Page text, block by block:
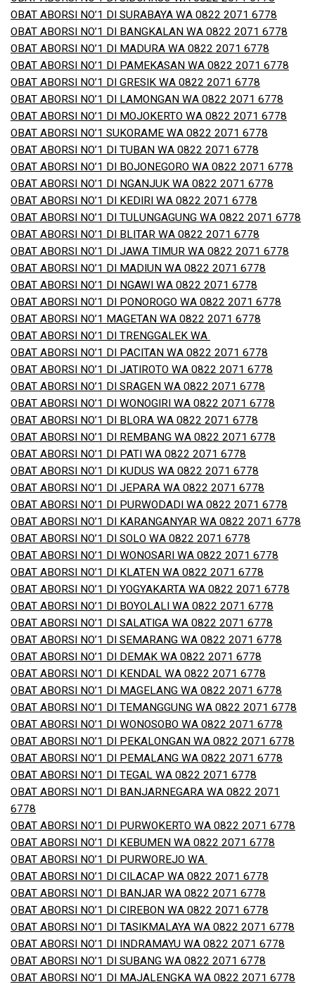
OBAT ABORSI NO’1 DI SURABAYA WA 0822 2071 6778
OBAT ABORSI NO’1 DI BANGKALAN WA 0822 2071 6778
OBAT ABORSI NO’1 DI MADURA WA 0822 2071 6778
OBAT ABORSI NO’1 DI PAMEKASAN WA 0822 2071 6778
OBAT ABORSI NO’1 DI GRESIK WA 0822 2071 6778
OBAT ABORSI NO’1 DI LAMONGAN WA 0822 2071 6778
OBAT ABORSI NO’1 DI MOJOKERTO WA 0822 2071 6778
OBAT ABORSI NO’1 SUKORAME WA 0822 2071 6778
OBAT ABORSI NO’1 DI TUBAN WA 0822 2071 6778
OBAT ABORSI NO’1 DI BOJONEGORO WA 0822 2071 6778
OBAT ABORSI NO’1 DI NGANJUK WA 0822 2071 6778
OBAT ABORSI NO’1 DI KEDIRI WA 0822 2071 6778
OBAT ABORSI NO’1 DI TULUNGAGUNG WA 0822 2071 6778
OBAT ABORSI NO’1 DI BLITAR WA 0822 2071 6778
OBAT ABORSI NO’1 DI JAWA TIMUR WA 0822 2071 6778
OBAT ABORSI NO’1 DI MADIUN WA 0822 2071 6778
OBAT ABORSI NO’1 DI NGAWI WA 0822 2071 6778
OBAT ABORSI NO’1 DI PONOROGO WA 0822 2071 6778
OBAT ABORSI NO’1 MAGETAN WA 0822 2071 6778
OBAT ABORSI NO’1 DI TRENGGALEK WA
OBAT ABORSI NO’1 DI PACITAN WA 0822 2071 6778
OBAT ABORSI NO’1 DI JATIROTO WA 0822 2071 6778
OBAT ABORSI NO’1 DI SRAGEN WA 0822 2071 6778
OBAT ABORSI NO’1 DI WONOGIRI WA 0822 2071 6778
OBAT ABORSI NO’1 DI BLORA WA 0822 2071 6778
OBAT ABORSI NO’1 DI REMBANG WA 0822 2071 6778
OBAT ABORSI NO’1 DI PATI WA 0822 2071 6778
OBAT ABORSI NO’1 DI KUDUS WA 0822 2071 6778
OBAT ABORSI NO’1 DI JEPARA WA 0822 2071 6778
OBAT ABORSI NO’1 DI PURWODADI WA 0822 2071 6778
OBAT ABORSI NO’1 DI KARANGANYAR WA 0822 2071 6778
OBAT ABORSI NO’1 DI SOLO WA 0822 2071 6778
OBAT ABORSI NO’1 DI WONOSARI WA 0822 2071 6778
OBAT ABORSI NO’1 DI KLATEN WA 0822 2071 6778
OBAT ABORSI NO’1 DI YOGYAKARTA WA 0822 2071 6778
OBAT ABORSI NO’1 DI BOYOLALI WA 0822 2071 6778
OBAT ABORSI NO’1 DI SALATIGA WA 0822 2071 6778
OBAT ABORSI NO’1 DI SEMARANG WA 0822 2071 6778
OBAT ABORSI NO’1 DI DEMAK WA 0822 2071 6778
OBAT ABORSI NO’1 DI KENDAL WA 0822 2071 6778
OBAT ABORSI NO’1 DI MAGELANG WA 0822 2071 6778
OBAT ABORSI NO’1 DI TEMANGGUNG WA 0822 2071 6778
OBAT ABORSI NO’1 DI WONOSOBO WA 0822 2071 6778
OBAT ABORSI NO’1 DI PEKALONGAN WA 0822 2071 6778
OBAT ABORSI NO’1 DI PEMALANG WA 0822 2071 6778
OBAT ABORSI NO’1 DI TEGAL WA 0822 2071 6778
OBAT ABORSI NO’1 DI BANJARNEGARA WA 0822 2071
6778
OBAT ABORSI NO’1 DI PURWOKERTO WA 0822 2071 6778
OBAT ABORSI NO’1 DI KEBUMEN WA 0822 2071 6778
OBAT ABORSI NO’1 DI PURWOREJO WA
OBAT ABORSI NO’1 DI CILACAP WA 0822 2071 6778
OBAT ABORSI NO’1 DI BANJAR WA 0822 2071 6778
OBAT ABORSI NO’1 DI CIREBON WA 0822 2071 6778
OBAT ABORSI NO’1 DI TASIKMALAYA WA 0822 2071 6778
OBAT ABORSI NO’1 DI INDRAMAYU WA 0822 2071 6778
OBAT ABORSI NO’1 DI SUBANG WA 0822 2071 6778
OBAT ABORSI NO’1 DI MAJALENGKA WA 0822 2071 6778